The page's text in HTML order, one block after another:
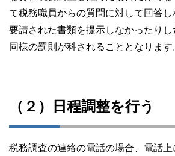
て税務職員からの質問に対して回答
要請された書類を提示しなかったり
同様の罰則が科されることとなります
（２）日程調整を行う
税務調査の連絡の電話の場合、電話